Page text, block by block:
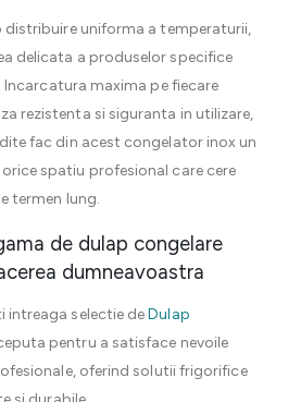
distribuire uniforma a temperaturii,
delicata a produselor specifice
maxima pe fiecare
rezistenta si siguranta in utilizare,
fac din acest congelator inox un
spatiu profesional care cere
termen lung.
de dulap congelare
dumneavoastra
intreaga selectie deDulap
pentru a satisface nevoile
oferind solutii frigorifice